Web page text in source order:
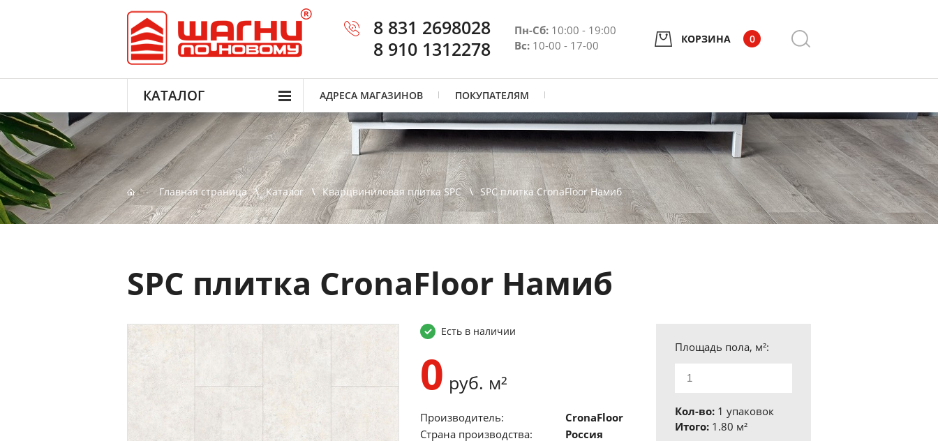
8 831 2698028
8 910 1312278
Пн-Сб: 10:00 - 19:00
Вс: 10-00 - 17-00 КОРЗИНА 0
КАТАЛОГ АДРЕСА МАГАЗИНОВ ПОКУПАТЕЛЯМ
Главная страница Каталог Кварцвиниловая плитка SPC SPC плитка CronaFloor Намиб
SPC плитка CronaFloor Намиб
Есть в наличии
0 руб. м²
Производитель:
CronaFloor
Страна производства:
Россия
Площадь пола, м²:
Кол-во: 1 упаковок
Итого: 1.80 м²